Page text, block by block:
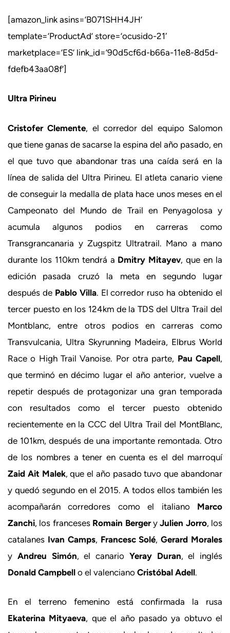
[amazon_link asins=’B071SHH4JH’
template=’ProductAd’ store=’ocusido-21′
marketplace=’ES’ link_id=’90d5cf6d-b66a-11e8-8d5d-
fdefb43aa08f’]
Ultra Pirineu
Cristofer Clemente, el corredor del equipo Salomon
que tiene ganas de sacarse la espina del año pasado, en
el que tuvo que abandonar tras una caída será en la
línea de salida del Ultra Pirineu. El atleta canario viene
de conseguir la medalla de plata hace unos meses en el
Campeonato del Mundo de Trail en Penyagolosa y
acumula algunos podios en carreras como
Transgrancanaria y Zugspitz Ultratrail. Mano a mano
durante los 110km tendrá a Dmitry Mitayev, que en la
edición pasada cruzó la meta en segundo lugar
después de Pablo Villa. El corredor ruso ha obtenido el
tercer puesto en los 124km de la TDS del Ultra Trail del
Montblanc, entre otros podios en carreras como
Transvulcania, Ultra Skyrunning Madeira, Elbrus World
Race o High Trail Vanoise. Por otra parte, Pau Capell,
que terminó en décimo lugar el año anterior, vuelve a
repetir después de protagonizar una gran temporada
con resultados como el tercer puesto obtenido
recientemente en la CCC del Ultra Trail del MontBlanc,
de 101km, después de una importante remontada. Otro
de los nombres a tener en cuenta es el del marroquí
Zaid Ait Malek, que el año pasado tuvo que abandonar
y quedó segundo en el 2015. A todos ellos también les
acompañarán corredores como el italiano Marco
Zanchi, los franceses Romain BergeryJulien Jorro, los
catalanes Ivan Camps, Francesc Solé,Gerard Morales
y Andreu Simón, el canario Yeray Duran, el inglés
Donald Campbell o el valenciano Cristóbal Adell.
En el terreno femenino está confirmada la rusa
Ekaterina Mityaeva, que el año pasado ya obtuvo el